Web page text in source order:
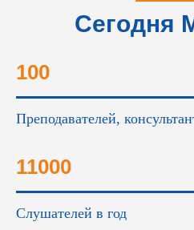
100
Преподавателей,
11000
Слушателей в год